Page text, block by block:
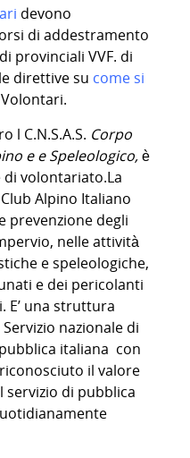
devono
di addestramento
provinciali VVF. di
direttive su come si
l C.N.S.A.S. Corpo
e e Speleologico,è
di volontariato.La
Alpino Italiano
prevenzione degli
nelle attività
e speleologiche,
e dei pericolanti
E’ una struttura
nazionale di
italiana con
il valore
servizio di pubblica